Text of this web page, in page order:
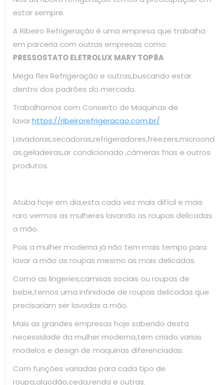
estar sempre.
A Ribeiro Refrigeração é uma empresa que trabalha
em parceria com outras empresas como:
PRESSOSTATO ELETROLUX MARY TOP8A
Mega flex Refrigeração e outras,buscando estar
dentro dos padrões do mercado.
Trabalhamos com Conserto de Maquinas de
lavar.https://ribeirorefrigeracao.com.br/
Lavadoras,secadoras,refrigeradores,freezers,microond
as,geladeiras,ar condicionado ,câmeras frias e outros
produtos.
Atuba hoje em dia,esta cada vez mais difícil e mais
raro vermos as mulheres lavando as roupas delicadas
a mão.
Pois a mulher moderna já não tem mais tempo para
lavar a mão as roupas mesmo as mais delicadas.
Como as lingeries,camisas sociais ou roupas de
bebe,temos uma infinidade de roupas delicadas que
precisariam ser lavadas a mão.
Mais as grandes empresas hoje sabendo desta
necessidade da mulher moderna,tem criado varias
modelos e design de maquinas diferenciadas.
Com funções variadas para cada tipo de
roupa,algodão,ceda,renda e outras.